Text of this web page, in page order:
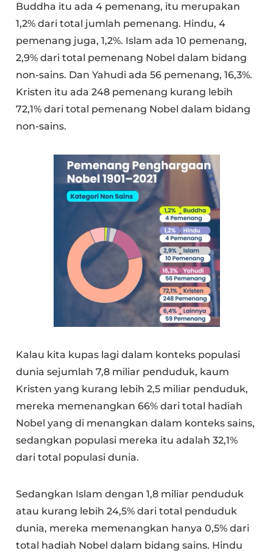
Buddha itu ada 4 pemenang, itu merupakan
1,2% dari total jumlah pemenang. Hindu, 4
pemenang juga, 1,2%. Islam ada 10 pemenang,
2,9% dari total pemenang Nobel dalam bidang
non-sains. Dan Yahudi ada 56 pemenang, 16,3%.
Kristen itu ada 248 pemenang kurang lebih
72,1% dari total pemenang Nobel dalam bidang
non-sains.
Kalau kita kupas lagi dalam konteks populasi
dunia sejumlah 7,8 miliar penduduk, kaum
Kristen yang kurang lebih 2,5 miliar penduduk,
mereka memenangkan 66% dari total hadiah
Nobel yang di menangkan dalam konteks sains,
sedangkan populasi mereka itu adalah 32,1%
dari total populasi dunia.
Sedangkan Islam dengan 1,8 miliar penduduk
atau kurang lebih 24,5% dari total penduduk
dunia, mereka memenangkan hanya 0,5% dari
total hadiah Nobel dalam bidang sains. Hindu